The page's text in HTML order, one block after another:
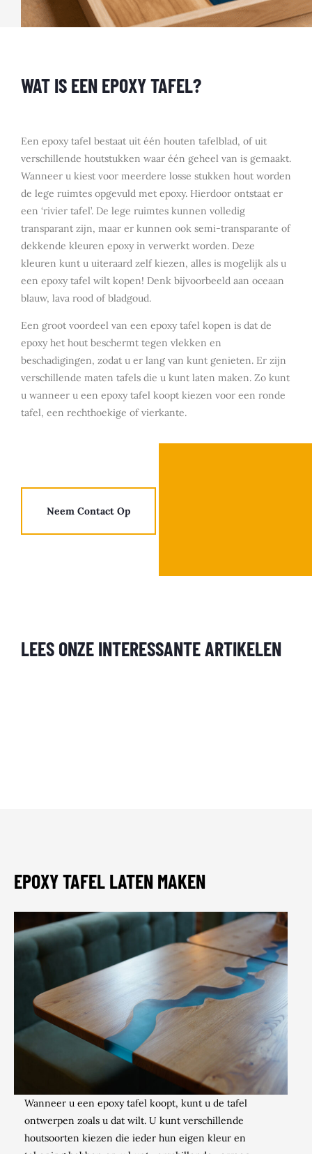
WAT IS EEN EPOXY TAFEL?
Een epoxy tafel bestaat uit één houten tafelblad, of uit
verschillende houtstukken waar één geheel van is gemaakt.
Wanneer u kiest voor meerdere losse stukken hout worden
de lege ruimtes opgevuld met epoxy. Hierdoor ontstaat er
een ‘rivier tafel’. De lege ruimtes kunnen volledig
transparant zijn, maar er kunnen ook semi-transparante of
dekkende kleuren epoxy in verwerkt worden. Deze
kleuren kunt u uiteraard zelf kiezen, alles is mogelijk als u
een epoxy tafel wilt kopen! Denk bijvoorbeeld aan oceaan
blauw, lava rood of bladgoud.
Een groot voordeel van een epoxy tafel kopen is dat de
epoxy het hout beschermt tegen vlekken en
beschadigingen, zodat u er lang van kunt genieten. Er zijn
verschillende maten tafels die u kunt laten maken. Zo kunt
u wanneer u een epoxy tafel koopt kiezen voor een ronde
tafel, een rechthoekige of vierkante.
Neem Contact Op
LEES ONZE INTERESSANTE ARTIKELEN
EPOXY TAFEL LATEN MAKEN
Wanneer u een epoxy tafel koopt, kunt u de tafel
ontwerpen zoals u dat wilt. U kunt verschillende
houtsoorten kiezen die ieder hun eigen kleur en